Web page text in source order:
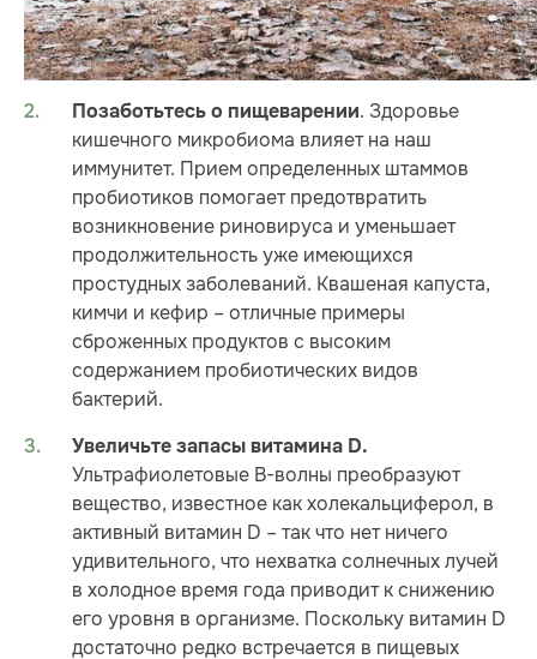
Позаботьтесь о пищеварении. Здоровье
кишечного микробиома влияет на наш
иммунитет. Прием определенных штаммов
пробиотиков помогает предотвратить
возникновение риновируса и уменьшает
продолжительность уже имеющихся
простудных заболеваний. Квашеная капуста,
кимчи и кефир – отличные примеры
сброженных продуктов с высоким
содержанием пробиотических видов
бактерий.
Увеличьте запасы витамина D.
Ультрафиолетовые B-волны преобразуют
вещество, известное как холекальциферол, в
активный витамин D – так что нет ничего
удивительного, что нехватка солнечных лучей
в холодное время года приводит к снижению
его уровня в организме. Поскольку витамин D
достаточно редко встречается в пищевых